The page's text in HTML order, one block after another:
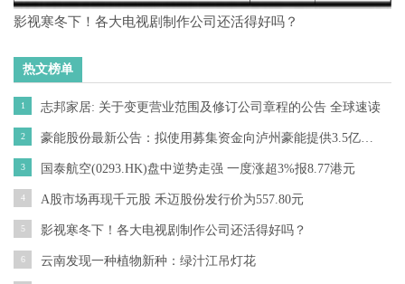
影视寒冬下！各大电视剧制作公司还活得好吗？
热文榜单
1 志邦家居: 关于变更营业范围及修订公司章程的公告 全球速读
2 豪能股份最新公告：拟使用募集资金向泸州豪能提供3.5亿元无息借款 用于“汽车差速器总成生产基地建设项目一期工程”
3 国泰航空(0293.HK)盘中逆势走强 一度涨超3%报8.77港元
4 A股市场再现千元股 禾迈股份发行价为557.80元
5 影视寒冬下！各大电视剧制作公司还活得好吗？
6 云南发现一种植物新种：绿汁江吊灯花